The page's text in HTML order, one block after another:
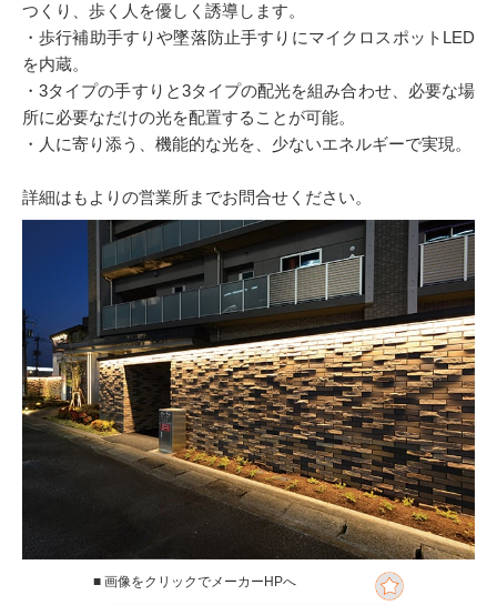
つくり、歩く人を優しく誘導します。
・歩行補助手すりや墜落防止手すりにマイクロスポットLED
を内蔵。
・3タイプの手すりと3タイプの配光を組み合わせ、必要な場
所に必要なだけの光を配置することが可能。
・人に寄り添う、機能的な光を、少ないエネルギーで実現。
詳細はもよりの営業所までお問合せください。
■ 画像をクリックでメーカーHPへ